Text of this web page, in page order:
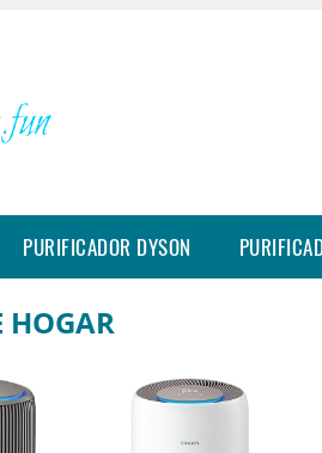
PURIFICADOR DYSON
HOGAR